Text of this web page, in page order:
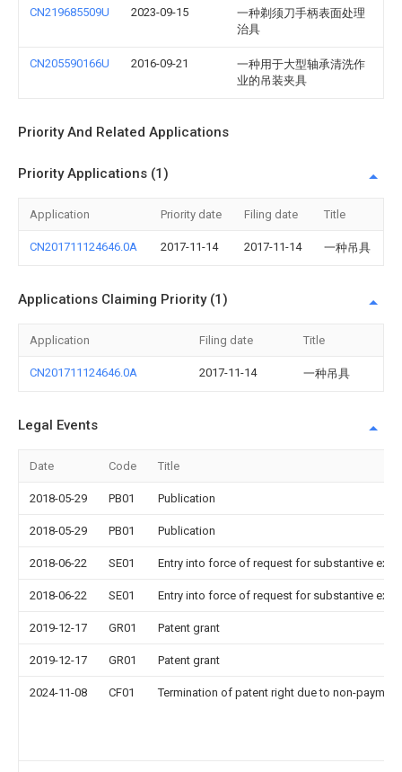
CN219685509U 2023-09-15
一种剃须刀手柄表面处理
治具
CN205590166U 2016-09-21
一种用于大型轴承清洗作
业的吊装夹具
Priority And Related Applications
Priority Applications (1)
Application Priority date Filing date Title
CN201711124646.0A 2017-11-14 2017-11-14 一种吊具
Applications Claiming Priority (1)
Application Filing date Title
CN201711124646.0A 2017-11-14 一种吊具
Legal Events
Date Code Title
2018-05-29 PB01 Publication
2018-05-29 PB01 Publication
2018-06-22 SE01 Entry into force of request for substantive
2018-06-22 SE01 Entry into force of request for substantive
2019-12-17 GR01 Patent grant
2019-12-17 GR01 Patent grant
2024-11-08 CF01 Termination of patent right due to non-